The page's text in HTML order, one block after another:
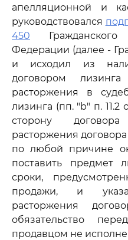
апелляционной и
руководствовался
450 Гражданского
Федерации (далее -
и исходил из
договором
расторжения в
лизинга (пп. "b" п.
сторону
расторжения
по любой причине
поставить предмет
сроки,
продажи, и
расторжения
обязательство
продавцом не